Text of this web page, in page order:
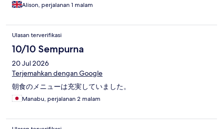
Alison, perjalanan 1 malam
Ulasan terverifikasi
10/10 Sempurna
20 Jul 2026
Terjemahkan dengan Google
朝食のメニューは充実していました。
Manabu, perjalanan 2 malam